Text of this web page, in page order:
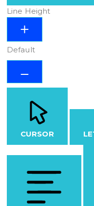
Line Height
Default
CURSOR